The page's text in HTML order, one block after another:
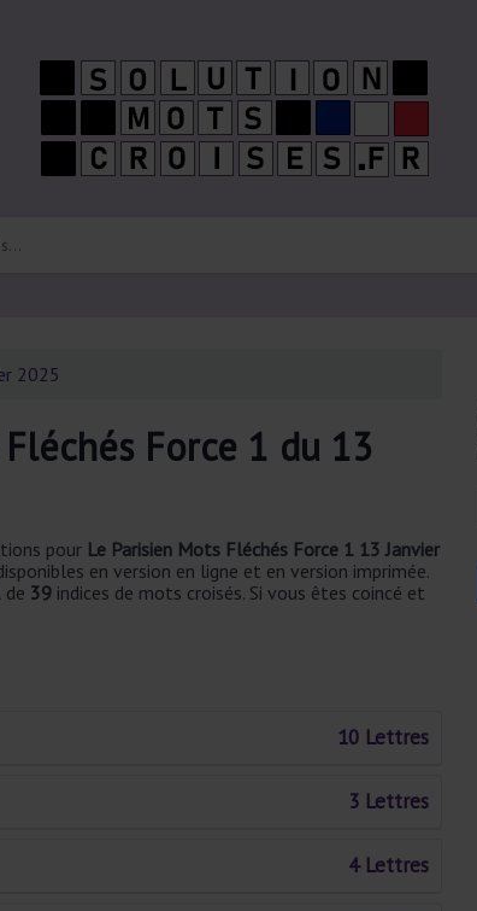
2025
Force 1 du 13
pour Le Parisien Mots Fléchés Force 1 13 Janvier
en version en ligne et en version imprimée.
39 indices de mots croisés. Si vous êtes coincé et
10 Lettres
3 Lettres
4 Lettres